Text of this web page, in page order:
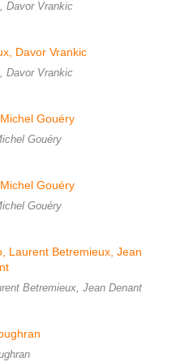
Davor Vrankic
Davor Vrankic
Gouéry
Gouéry
Betremieux, Jean Denant